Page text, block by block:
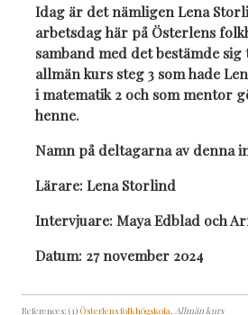
Idag är det nämligen Lena
arbetsdag här på Österlens
samband med det bestämde
allmän kurs steg 3 som hade
i matematik 2 och som mentor
henne.
Namn på deltagarna av denna
Lärare: Lena Storlind
Intervjuare: Maya Edblad och
Datum: 27 november 2024
References: (1) Österlens folkhögskola, Allmän kurs